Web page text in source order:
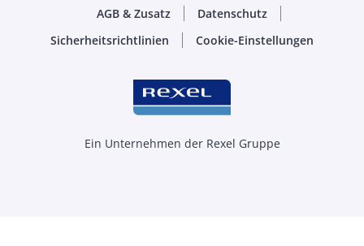
AGB & Zusatz
Datenschutz
Sicherheitsrichtlinien
Cookie-Einstellungen
Ein Unternehmen der Rexel Gruppe